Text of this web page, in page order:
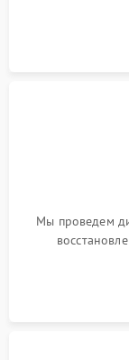
Мы проведем